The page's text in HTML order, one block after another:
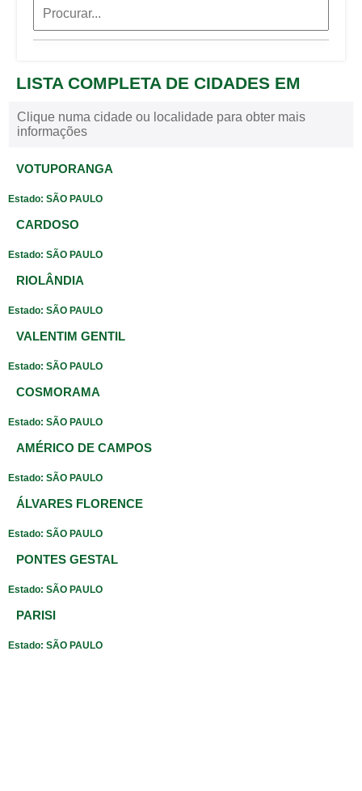
LISTA COMPLETA DE CIDADES EM
Clique numa cidade ou localidade para obter mais
informações
VOTUPORANGA
Estado: SÃO PAULO
CARDOSO
Estado: SÃO PAULO
RIOLÂNDIA
Estado: SÃO PAULO
VALENTIM GENTIL
Estado: SÃO PAULO
COSMORAMA
Estado: SÃO PAULO
AMÉRICO DE CAMPOS
Estado: SÃO PAULO
ÁLVARES FLORENCE
Estado: SÃO PAULO
PONTES GESTAL
Estado: SÃO PAULO
PARISI
Estado: SÃO PAULO